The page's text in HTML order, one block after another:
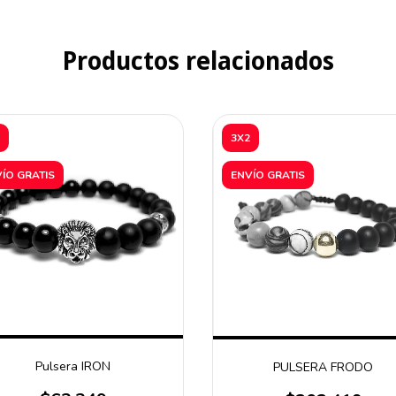
Productos relacionados
GRATIS
Pulsera IRON
3X2
ENVÍO GRATIS
PULSERA FRODO